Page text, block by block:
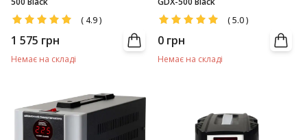
( 4.9)
1 575 грн
Немає на складі
(5.0)
0 грн
Немає на складі